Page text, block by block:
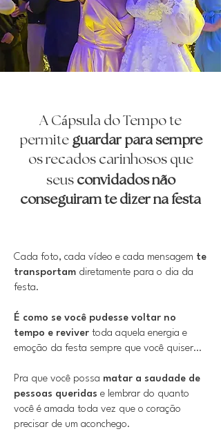
A Cápsula do Tempo te
permite guardar para sempre
os recados carinhosos que
seus convidados não
conseguiram te dizer na festa
Cada foto, cada vídeo e cada mensagem te
transportam diretamente para o dia da
festa.
É como se você pudesse voltar no
tempo e reviver toda aquela energia e
emoção da festa sempre que você quiser…
Pra que você possa matar a saudade de
pessoas queridas e lembrar do quanto
você é amada toda vez que o coração
precisar de um aconchego.